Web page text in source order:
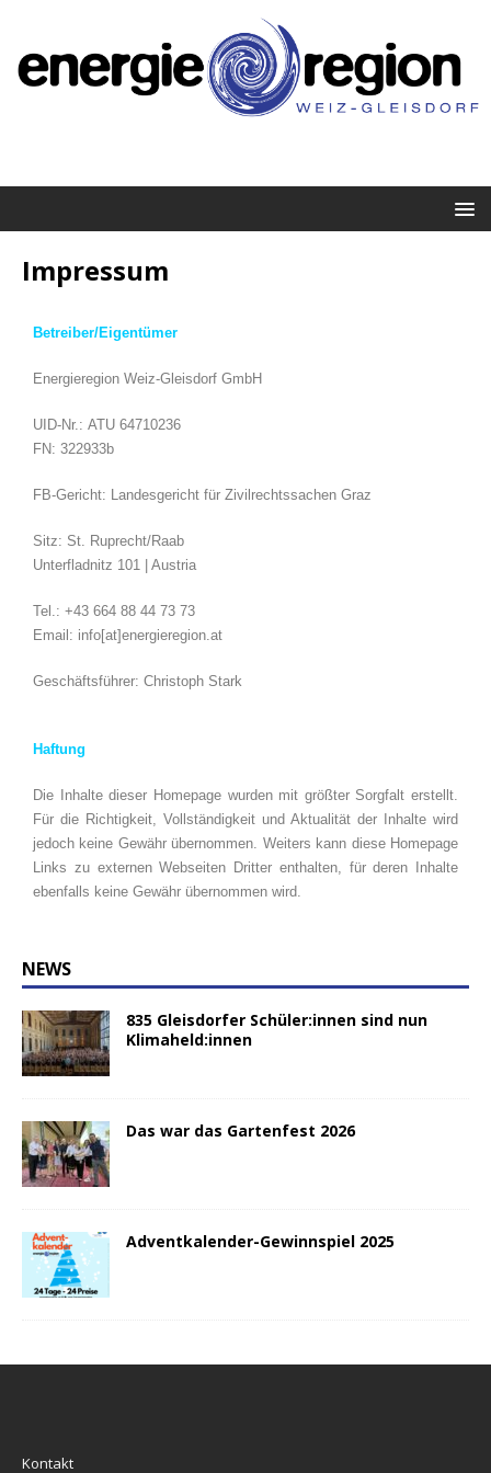
Impressum
Betreiber/Eigentümer
Energieregion Weiz-Gleisdorf GmbH
UID-Nr.: ATU 64710236
FN: 322933b
FB-Gericht: Landesgericht für Zivilrechtssachen Graz
Sitz: St. Ruprecht/Raab
Unterfladnitz 101 | Austria
Tel.: +43 664 88 44 73 73
Email: info[at]energieregion.at
Geschäftsführer: Christoph Stark
Haftung
Die Inhalte dieser Homepage wurden mit größter Sorgfalt erstellt.
Für die Richtigkeit, Vollständigkeit und Aktualität der Inhalte wird
jedoch keine Gewähr übernommen. Weiters kann diese Homepage
Links zu externen Webseiten Dritter enthalten, für deren Inhalte
ebenfalls keine Gewähr übernommen wird.
NEWS
835 Gleisdorfer Schüler:innen sind nun
Klimaheld:innen
Das war das Gartenfest 2026
Adventkalender-Gewinnspiel 2025
Kontakt